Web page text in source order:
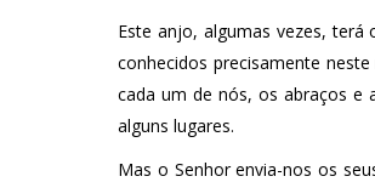
Este anjo, algumas vezes,
conhecidos precisamente
cada um de nós, os abraços e
alguns lugares.
Mas o Senhor envia-nos os